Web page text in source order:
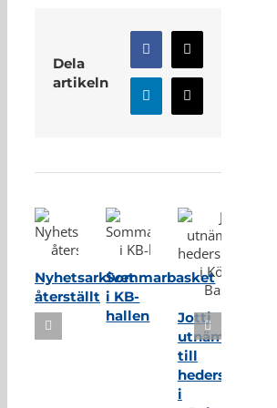
Dela
artikeln
Facebook
X
LinkedInE-
post
Nyhetsarkivet
återställt
Sommarbasket
i KB-
hallen
Jotti
utnämnd
till
hedersmedlem
i